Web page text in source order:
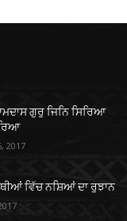
ਗੁਰੁ ਜਿਨਿ ਸਿਰਿਆ
2017
ਵਿੱਚ ਨਸ਼ਿਆਂ ਦਾ ਰੁਝਾਨ